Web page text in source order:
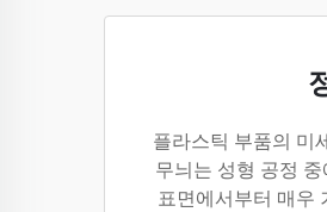
플라스틱 부품의 미
무늬는 성형 공정
표면에서부터 매우